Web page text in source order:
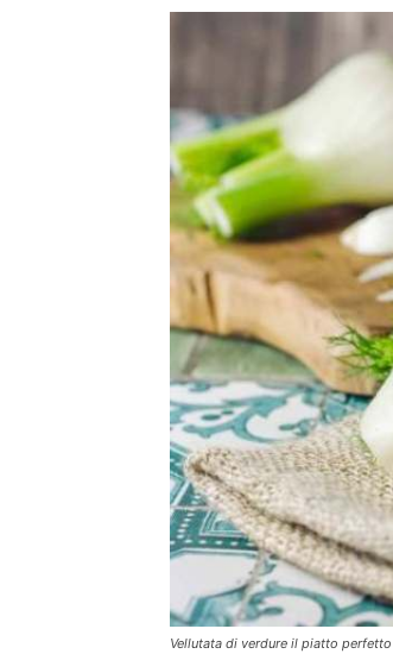
Vellutata di verdure il piatto